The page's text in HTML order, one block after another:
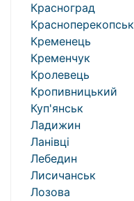
Красноград
Красноперекопськ
Кременець
Кременчук
Кролевець
Кропивницький
Куп'янськ
Ладижин
Ланівці
Лебедин
Лисичанськ
Лозова